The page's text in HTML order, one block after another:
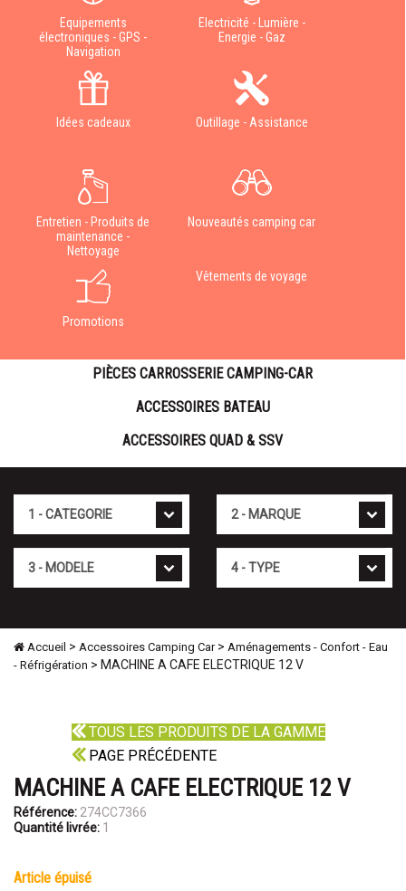
Equipements
électroniques - GPS -
Navigation
Electricité - Lumière -
Energie - Gaz
Idées cadeaux Outillage - Assistance
Entretien - Produits de
maintenance -
Nettoyage
Nouveautés camping car
Promotions
Vêtements de voyage
PIÈCES CARROSSERIE CAMPING-CAR
ACCESSOIRES BATEAU
ACCESSOIRES QUAD & SSV
Accueil > Accessoires Camping Car> Aménagements - Confort - Eau
- Réfrigération > MACHINE A CAFE ELECTRIQUE 12 V
TOUS LES PRODUITS DE LA GAMME
PAGE PRÉCÉDENTE
MACHINE A CAFE ELECTRIQUE 12 V
Référence: 274CC7366
Quantité livrée: 1
article épuisé